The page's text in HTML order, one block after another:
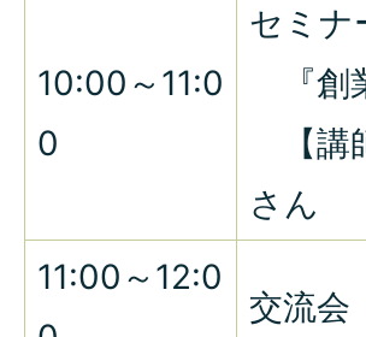
10:00～11:0
0
セミナ
『創
【講
さん
11:00～12:0
交流会